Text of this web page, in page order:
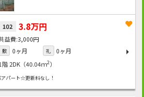
102 3.8万円
3,000円
敷 0ヶ月 礼
0ヶ月
階 2DK（40.04ｍ2）
パート☆更新料なし！